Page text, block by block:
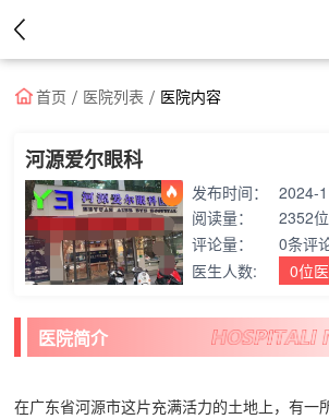
首页
医院
医生
资讯
首页 医院列表 医院内容
河源爱尔眼科
发布时间：
2024-
阅读量：
2352
评论量：
0条评
医生人数:
0位
医院简介
在广东省河源市这片充满活力的土地上，有一